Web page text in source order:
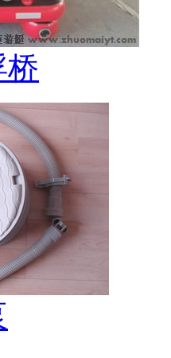
桥